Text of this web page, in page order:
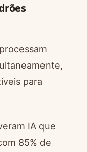
para
IA que
85% de